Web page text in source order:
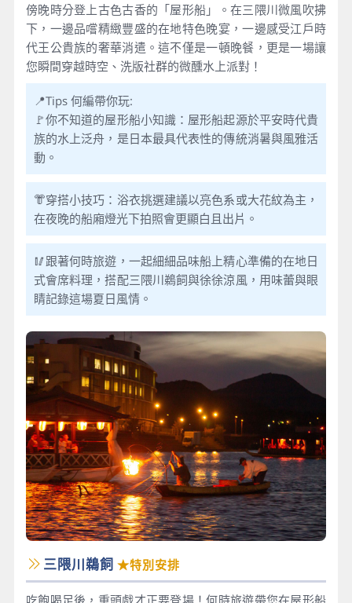
傍晚時分登上古色古香的「屋形船」。在三隈川微風吹拂
下，一邊品嚐精緻豐盛的在地特色晚宴，一邊感受江戶時
代王公貴族的奢華消遣。這不僅是一頓晚餐，更是一場讓
您瞬間穿越時空、洗版社群的微醺水上派對！
📍Tips 何編帶你玩:
🚩你不知道的屋形船小知識：屋形船起源於平安時代貴
族的水上泛舟，是日本最具代表性的傳統消暑與風雅活
動。
👘穿搭小技巧：浴衣挑選建議以亮色系或大花紋為主，
在夜晚的船廂燈光下拍照會更顯白且出片。
🥢跟著何時旅遊，一起細細品味船上精心準備的在地日
式會席料理，搭配三隈川鵜飼與徐徐涼風，用味蕾與眼
睛記錄這場夏日風情。
三隈川鵜飼 ★特別安排